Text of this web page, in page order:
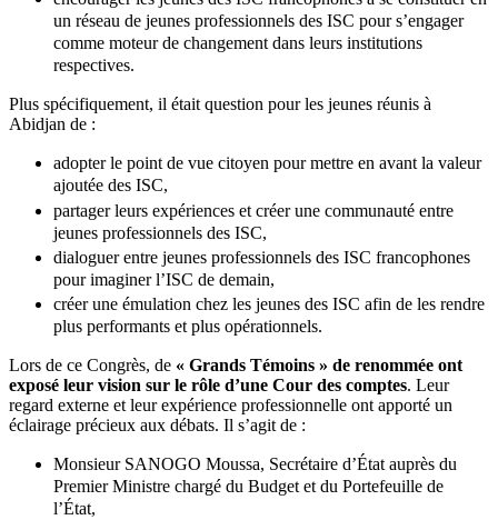
un réseau de jeunes professionnels des ISC pour s’engager
comme moteur de changement dans leurs institutions
respectives.
Plus spécifiquement, il était question pour les jeunes réunis à
Abidjan de :
adopter le point de vue citoyen pour mettre en avant la valeur
ajoutée des ISC,
partager leurs expériences et créer une communauté entre
jeunes professionnels des ISC,
dialoguer entre jeunes professionnels des ISC francophones
pour imaginer l’ISC de demain,
créer une émulation chez les jeunes des ISC afin de les rendre
plus performants et plus opérationnels.
Lors de ce Congrès, de « Grands Témoins » de renommée ont
exposé leur vision sur le rôle d’une Cour des comptes. Leur
regard externe et leur expérience professionnelle ont apporté un
éclairage précieux aux débats. Il s’agit de :
Monsieur SANOGO Moussa, Secrétaire d’État auprès du
Premier Ministre chargé du Budget et du Portefeuille de
l’État,